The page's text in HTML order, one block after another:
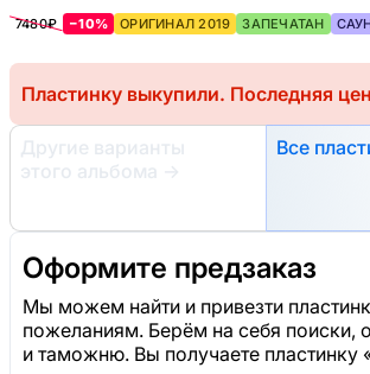
7480₽ −10% ОРИГИНАЛ 2019 ЗАПЕЧАТАН
Пластинку выкупили. Последняя
Другие варианты
этого альбома
→
Все
Оформите предзаказ
Мы можем найти и привезти
пожеланиям. Берём на себя поиски,
и таможню. Вы получаете пластинку